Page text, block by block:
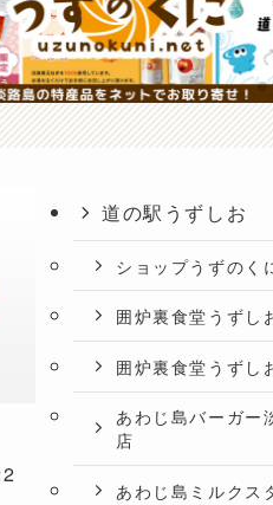
道の駅うずしお
ショップうずのく
囲炉裏食堂うずし
囲炉裏食堂うずし
あわじ島バーガー
店
あわじ島ミルクス